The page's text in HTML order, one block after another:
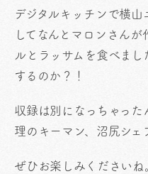
デジタルキッチンで横
してなんとマロンさん
ルとラッサムを食べま
するのか？！
収録は別になっちゃっ
理のキーマン、沼尻シェ
ぜひお楽しみくださいね